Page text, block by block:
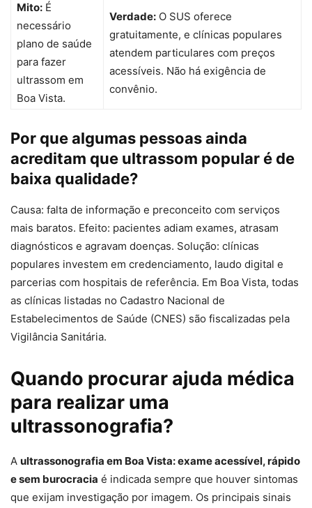
Mito: É
necessário
plano de saúde
para fazer
ultrassom em
Boa Vista.
Verdade: O SUS oferece
gratuitamente, e clínicas populares
atendem particulares com preços
acessíveis. Não há exigência de
convênio.
Por que algumas pessoas ainda
acreditam que ultrassom popular é de
baixa qualidade?
Causa: falta de informação e preconceito com serviços
mais baratos. Efeito: pacientes adiam exames, atrasam
diagnósticos e agravam doenças. Solução: clínicas
populares investem em credenciamento, laudo digital e
parcerias com hospitais de referência. Em Boa Vista, todas
as clínicas listadas no Cadastro Nacional de
Estabelecimentos de Saúde (CNES) são fiscalizadas pela
Vigilância Sanitária.
Quando procurar ajuda médica
para realizar uma
ultrassonografia?
A ultrassonografia em Boa Vista: exame acessível, rápido
e sem burocracia é indicada sempre que houver sintomas
que exijam investigação por imagem. Os principais sinais